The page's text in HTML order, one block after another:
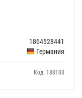
1864528441
Германия
Код: 188103